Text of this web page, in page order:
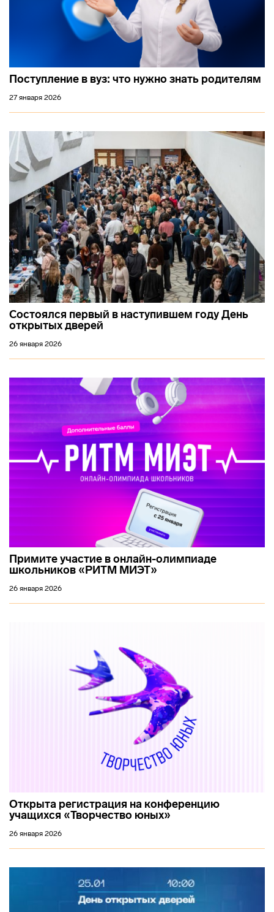
Поступление в вуз: что нужно знать родителям
27 января 2026
Состоялся первый в наступившем году День
открытых дверей
26 января 2026
Примите участие в онлайн-олимпиаде
школьников «РИТМ МИЭТ»
26 января 2026
Открыта регистрация на конференцию
учащихся «Творчество юных»
26 января 2026